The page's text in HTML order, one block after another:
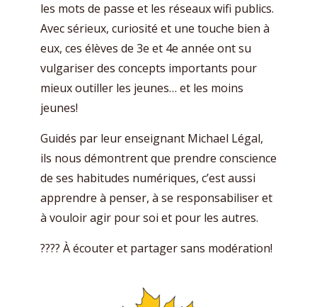
les mots de passe et les réseaux wifi publics.
Avec sérieux, curiosité et une touche bien à
eux, ces élèves de 3e et 4e année ont su
vulgariser des concepts importants pour
mieux outiller les jeunes… et les moins
jeunes!
Guidés par leur enseignant Michael Légal,
ils nous démontrent que prendre conscience
de ses habitudes numériques, c’est aussi
apprendre à penser, à se responsabiliser et
à vouloir agir pour soi et pour les autres.
???? À écouter et partager sans modération!